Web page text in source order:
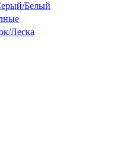
Белый
Леска